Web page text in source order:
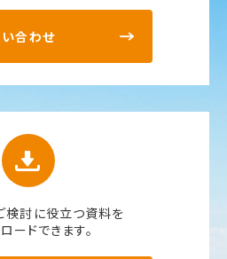
合わせ
検討に役立つ資料を
ードできます。